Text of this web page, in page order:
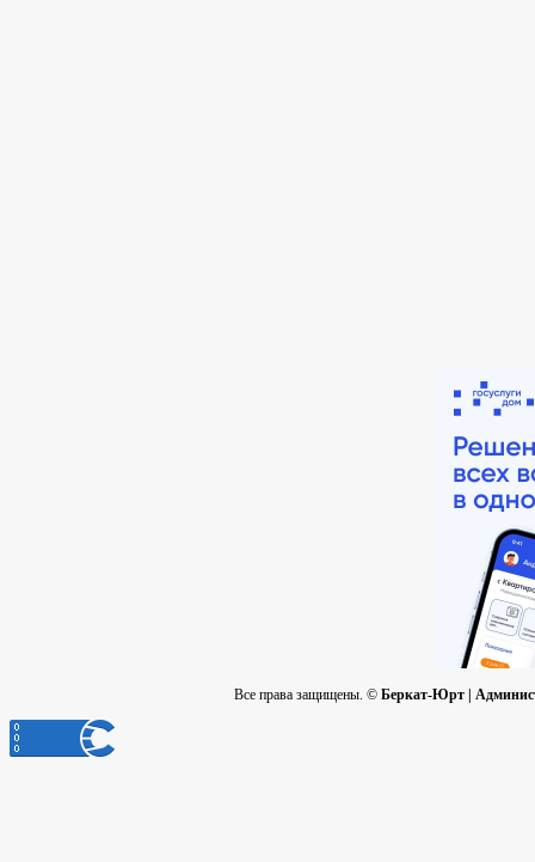
Все права защищены. © Беркат-Юрт |